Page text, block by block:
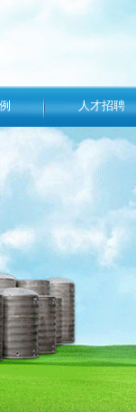
人才招聘